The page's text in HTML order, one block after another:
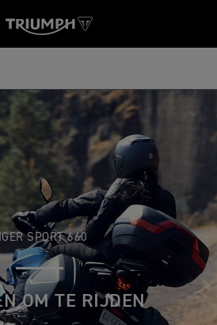
SPORT 660
OM TE RIJDEN